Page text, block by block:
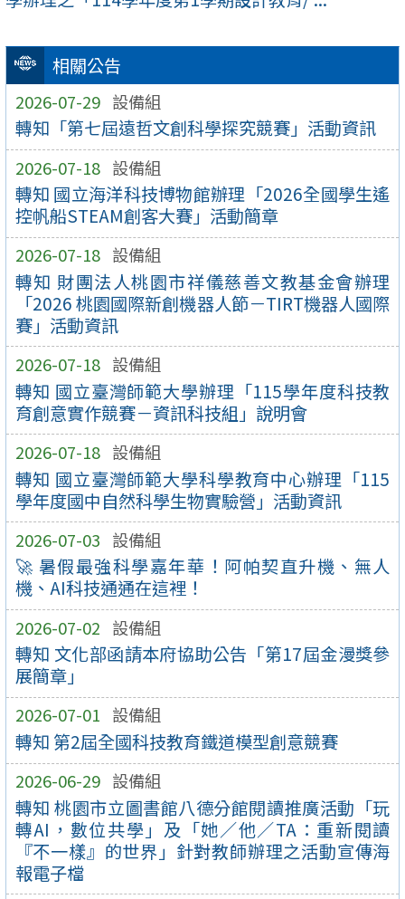
相關公告
2026-07-29 設備組
轉知「第七屆遠哲文創科學探究競賽」活動資訊
2026-07-18 設備組
轉知 國立海洋科技博物館辦理「2026全國學生遙
控帆船STEAM創客大賽」活動簡章
2026-07-18 設備組
轉知 財團法人桃園市祥儀慈善文教基金會辦理
「2026 桃園國際新創機器人節－TIRT機器人國際
賽」活動資訊
2026-07-18 設備組
轉知 國立臺灣師範大學辦理「115學年度科技教
育創意實作競賽－資訊科技組」說明會
2026-07-18 設備組
轉知 國立臺灣師範大學科學教育中心辦理「115
學年度國中自然科學生物實驗營」活動資訊
2026-07-03 設備組
🚀 暑假最強科學嘉年華！阿帕契直升機、無人
機、AI科技通通在這裡！
2026-07-02 設備組
轉知 文化部函請本府協助公告「第17屆金漫獎參
展簡章」
2026-07-01 設備組
轉知 第2屆全國科技教育鐵道模型創意競賽
2026-06-29 設備組
轉知 桃園市立圖書館八德分館閱讀推廣活動「玩
轉AI，數位共學」及「她／他／TA：重新閱讀
『不一樣』的世界」針對教師辦理之活動宣傳海
報電子檔